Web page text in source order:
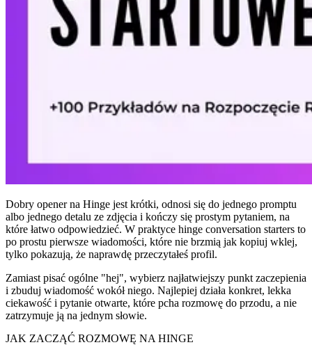
Dobry opener na Hinge jest krótki, odnosi się do jednego promptu
albo jednego detalu ze zdjęcia i kończy się prostym pytaniem, na
które łatwo odpowiedzieć. W praktyce hinge conversation starters to
po prostu pierwsze wiadomości, które nie brzmią jak kopiuj wklej,
tylko pokazują, że naprawdę przeczytałeś profil.
Zamiast pisać ogólne "hej", wybierz najłatwiejszy punkt zaczepienia
i zbuduj wiadomość wokół niego. Najlepiej działa konkret, lekka
ciekawość i pytanie otwarte, które pcha rozmowę do przodu, a nie
zatrzymuje ją na jednym słowie.
JAK ZACZĄĆ ROZMOWĘ NA HINGE